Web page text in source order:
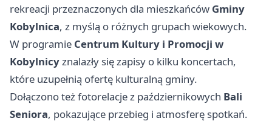
rekreacji przeznaczonych dla mieszkańców Gminy
Kobylnica, z myślą o różnych grupach wiekowych.
W programie Centrum Kultury i Promocji w
Kobylnicyznalazły się zapisy o kilku koncertach,
które uzupełnią ofertę kulturalną gminy.
Dołączono też fotorelacje z październikowych Bali
Seniora, pokazujące przebieg i atmosferę spotkań.